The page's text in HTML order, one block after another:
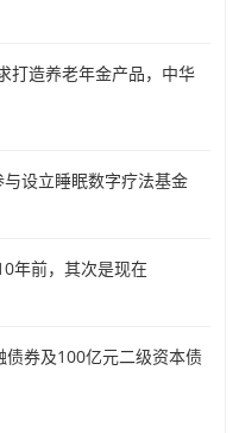
打造养老年金产品，中华
设立睡眠数字疗法基金
年前，其次是现在
券及100亿元二级资本债